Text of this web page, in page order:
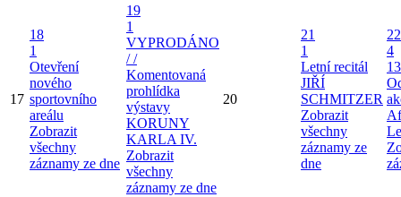
17
18
1
Otevření
nového
sportovního
areálu
Zobrazit
všechny
záznamy ze dne
19
1
VYPRODÁNO
/ /
Komentovaná
prohlídka
výstavy
KORUNY
KARLA IV.
Zobrazit
všechny
záznamy ze dne
20
21
1
Letní recitál
JIŘÍ
SCHMITZER
Zobrazit
všechny
záznamy ze
dne
22
4